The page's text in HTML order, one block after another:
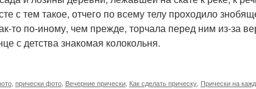
с тем такое, отчего по всему телу проходило
то по-иному, чем прежде, торчала перед ним из-за
с детства знакомая колокольня.
прически фото Вечерние прически Как сделать прическу Прически на